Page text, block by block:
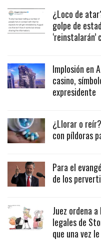
¿Loco de
golpe de
Implosión en
casino,
expresidente
¿Llorar o
con píldoras
Para el
de los
Juez ordena
legales de
que una vez